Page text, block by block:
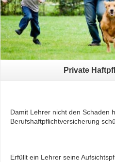
Private
Damit Lehrer nicht den Schaden
Berufshaftpflichtversicherung
Erfüllt ein Lehrer seine